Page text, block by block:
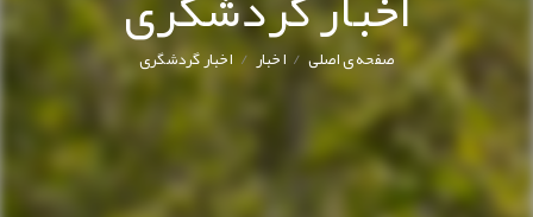
صفحه ی اصلی/ اخبار/ اخبار گردشگری